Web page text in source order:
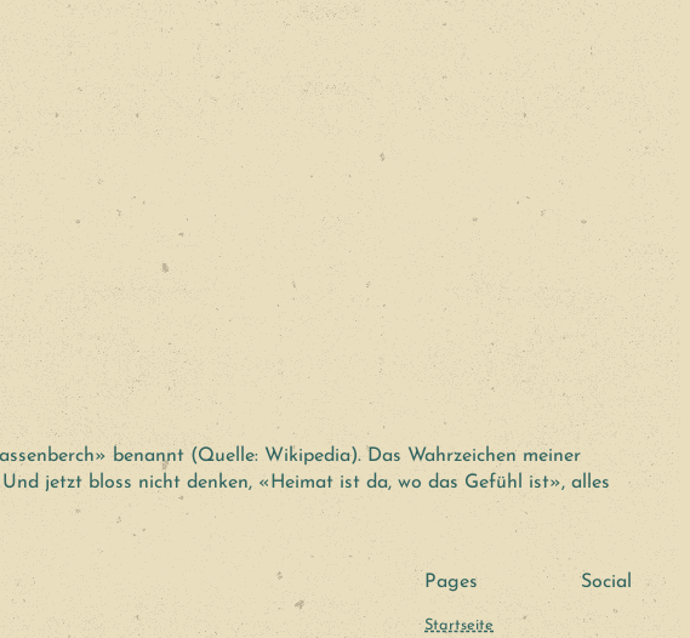
benannt (Quelle: Wikipedia). Das Wahrzeichen meiner
jetzt bloss nicht denken, «Heimat ist da, wo das Gefühl ist», alles
Pages
Startseite
Social